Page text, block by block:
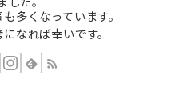
多くなっています。
なれば幸いです。